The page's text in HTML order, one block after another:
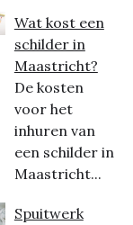
Wat kost een
schilder in
Maastricht?
De kosten
voor het
inhuren van
een schilder in
Maastricht...
Spuitwerk